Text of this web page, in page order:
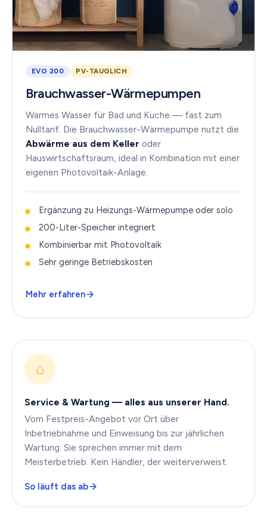
EVO 200 PV-TAUGLICH
Brauchwasser-Wärmepumpen
Warmes Wasser für Bad und Küche — fast zum
Nulltarif. Die Brauchwasser-Wärmepumpe nutzt die
Abwärme aus dem Keller oder
Hauswirtschaftsraum, ideal in Kombination mit einer
eigenen Photovoltaik-Anlage.
Ergänzung zu Heizungs-Wärmepumpe oder solo
200-Liter-Speicher integriert
Kombinierbar mit Photovoltaik
Sehr geringe Betriebskosten
Mehr erfahren
⌂
Service & Wartung — alles aus unserer Hand.
Vom Festpreis-Angebot vor Ort über
Inbetriebnahme und Einweisung bis zur jährlichen
Wartung: Sie sprechen immer mit dem
Meisterbetrieb. Kein Händler, der weiterverweist.
So läuft das ab